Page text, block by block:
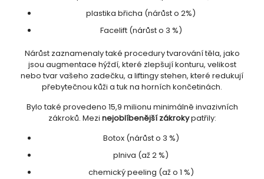
plastika břicha (nárůst o 2%)
Facelift (nárůst o 3 %)
Nárůst zaznamenaly také procedury tvarování těla, jako
jsou augmentace hýždí, které zlepšují konturu, velikost
nebo tvar vašeho zadečku, a liftingy stehen, které redukují
přebytečnou kůži a tuk na horních končetinách.
Bylo také provedeno 15,9 milionu minimálně invazivních
zákroků. Mezi nejoblíbenější zákrokypatřily:
Botox (nárůst o 3 %)
plniva (až 2 %)
chemický peeling (až o 1 %)